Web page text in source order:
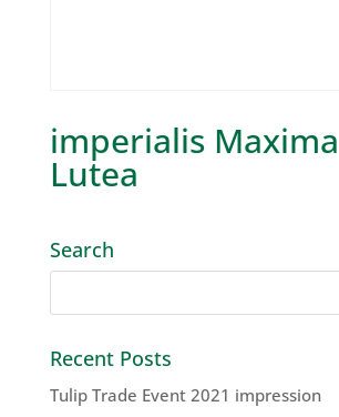
imperialis Maxima
Lutea
Search
Recent Posts
Tulip Trade Event 2021 impression